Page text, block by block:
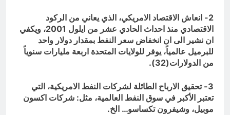
2- انعاش الاقتصاد الامريكي، الذي يعاني من الركود
الاقتصادي منذ احداث الحادي عشر من ايلول 2001، ويكفي
ان نشير الى ان انخفاض سعر النفط بمقدار دولار واحد
للبرميل عالمياً، يوفر للولايات المتحدة اربعة مليارات سنوياً
من الدولارات(32).
3- تحقيق الارباح الطائلة لشركات النفط الامريكية، التي
تعتبر الأكبر في سوق النفط العالمية، مثل: شركات اكسون
موبيل، وشيفرون تكساسو… الخ.